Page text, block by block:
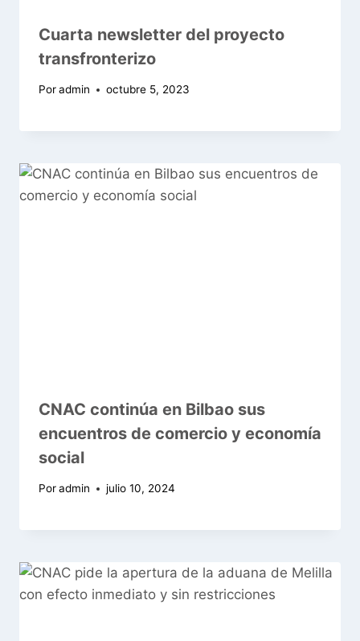
Cuarta newsletter del proyecto
transfronterizo
Poradmin octubre 5, 2023
CNAC continúa en Bilbao sus
encuentros de comercio y economía
social
Poradmin julio 10, 2024